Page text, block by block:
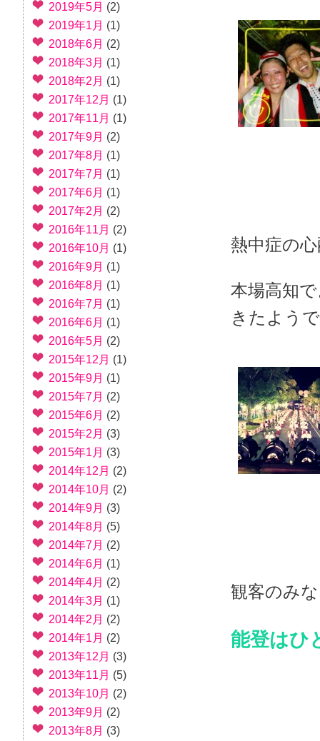
熱中症の
本場高知
きたよう
観客のみ
能登はひ
2019年5月 (2)
2019年1月 (1)
2018年6月 (2)
2018年3月 (1)
2018年2月 (1)
2017年12月 (1)
2017年11月 (1)
2017年9月 (2)
2017年8月 (1)
2017年7月 (1)
2017年6月 (1)
2017年2月 (2)
2016年11月 (2)
2016年10月 (1)
2016年9月 (1)
2016年8月 (1)
2016年7月 (1)
2016年6月 (1)
2016年5月 (2)
2015年12月 (1)
2015年9月 (1)
2015年7月 (2)
2015年6月 (2)
2015年2月 (3)
2015年1月 (3)
2014年12月 (2)
2014年10月 (2)
2014年9月 (3)
2014年8月 (5)
2014年7月 (2)
2014年6月 (1)
2014年4月 (2)
2014年3月 (1)
2014年2月 (2)
2014年1月 (2)
2013年12月 (3)
2013年11月 (5)
2013年10月 (2)
2013年9月 (2)
2013年8月 (3)